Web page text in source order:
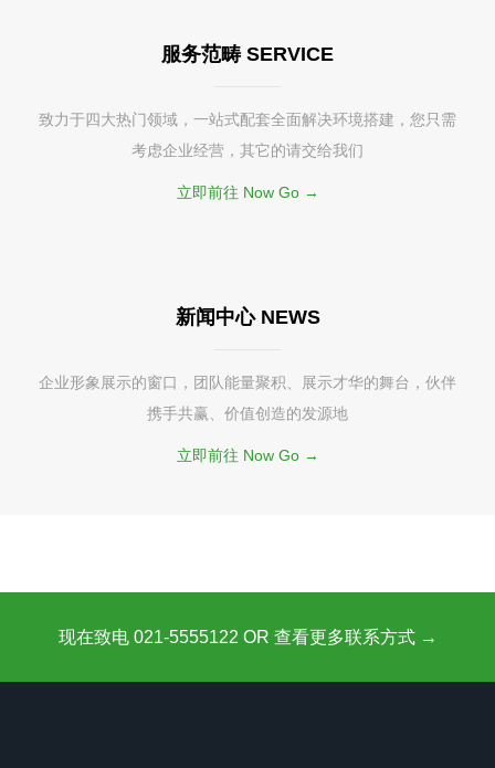
服务范畴 SERVICE
致力于四大热门领域，一站式配套全面解决环境搭建，您只需
考虑企业经营，其它的请交给我们
立即前往 Now Go →
新闻中心 NEWS
企业形象展示的窗口，团队能量聚积、展示才华的舞台，伙伴
携手共赢、价值创造的发源地
立即前往 Now Go →
现在致电 021-5555122 OR 查看更多联系方式 →